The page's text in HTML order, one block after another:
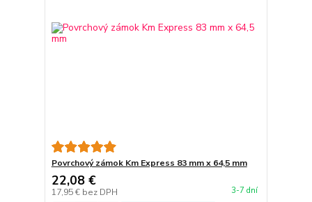
Povrchový zámok Km Express 83 mm x 64,5 mm
22,08 €
17,95 € bez DPH 3-7 dní